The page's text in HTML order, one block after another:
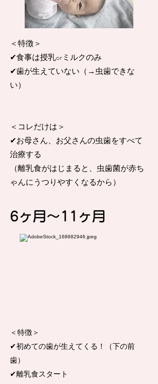
6ヶ月〜11ヶ月
＜特徴＞
✔︎食事は授乳orミルクのみ
✔︎歯が生えていない（→虫歯できな
い）
​＜コレだけは＞
✔︎お母さん、お父さんの虫歯をすべて
治療する
（離乳食がはじまると、虫歯菌が赤ち
ゃんにうつりやすくなるから）
＜特徴＞
✔︎初めての歯が生えてくる！（下の前
歯）
✔︎離乳食スタート